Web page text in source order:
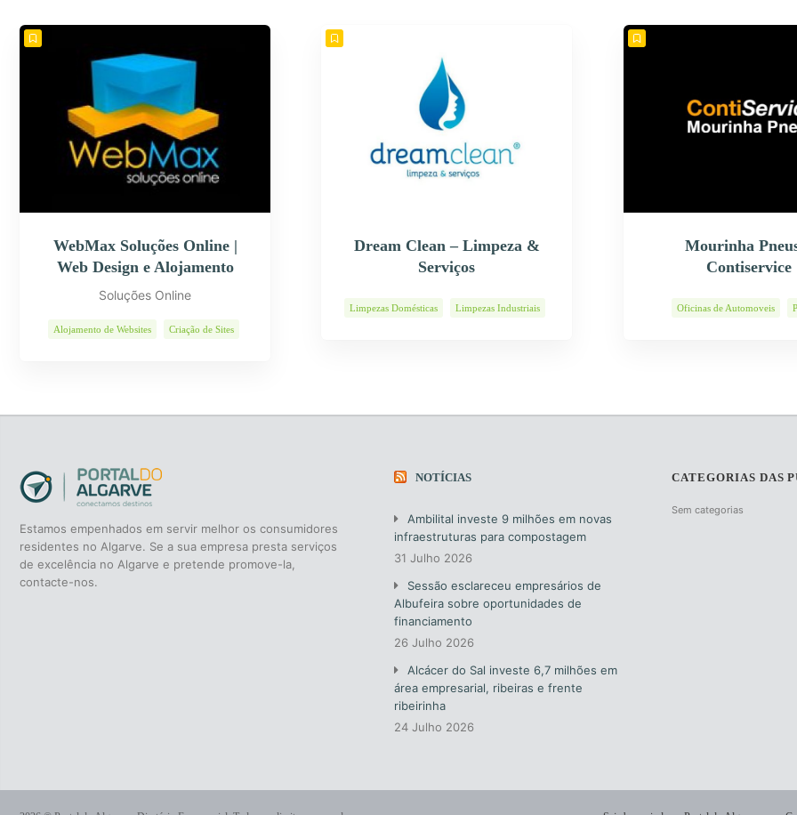
WebMax Soluções Online |
Web Design e Alojamento
Soluções Online
Alojamento de Websites Criação de Sites
Dream Clean – Limpeza &
Serviços
Limpezas Domésticas Limpezas Industriais
Mourinha
Contiservice
Oficinas de Automoveis
Estamos empenhados em servir melhor os consumidores
residentes no Algarve. Se a sua empresa presta serviços
de excelência no Algarve e pretende promove-la,
contacte-nos.
NOTÍCIAS
Ambilital investe 9 milhões em novas
infraestruturas para compostagem
31 Julho 2026
Sessão esclareceu empresários de
Albufeira sobre oportunidades de
financiamento
26 Julho 2026
Alcácer do Sal investe 6,7 milhões em
área empresarial, ribeiras e frente
ribeirinha
24 Julho 2026
CATEGORIAS DAS
Sem categorias